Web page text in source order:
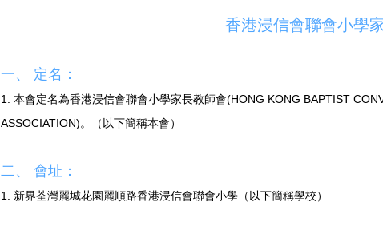
香港浸信會聯會小學
一、 定名：
1. 本會定名為香港浸信會聯會小學家長教師會(HONG KONG BAPTIST
ASSOCIATION)。（以下簡稱本會）
二、 會址：
1. 新界荃灣麗城花園麗順路香港浸信會聯會小學（以下簡稱學校）